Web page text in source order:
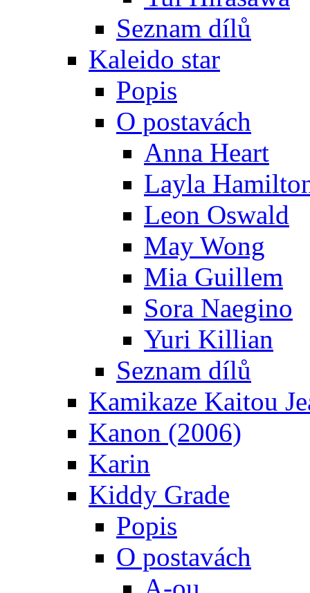
Seznam dílů
Kaleido star
Popis
O postavách
Anna Heart
Layla
Leon Oswald
May Wong
Mia Guillem
Sora Naegino
Yuri Killian
Seznam dílů
Kamikaze Kaitou
Kanon (2006)
Karin
Kiddy Grade
Popis
O postavách